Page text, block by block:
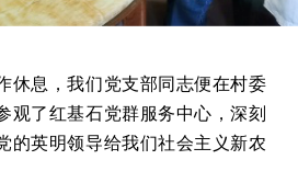
休息，我们党支部同志便在村委
观了红基石党群服务中心，深刻
的英明领导给我们社会主义新农